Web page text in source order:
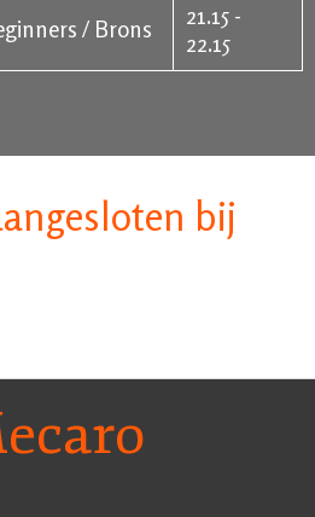
/ Brons
21.15 -
22.15
bij